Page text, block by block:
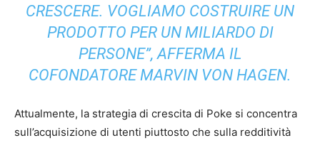
CRESCERE. VOGLIAMO COSTRUIRE UN
PRODOTTO PER UN MILIARDO DI
PERSONE”, AFFERMA IL
COFONDATORE MARVIN VON HAGEN.
Attualmente, la strategia di crescita di Poke si concentra
sull’acquisizione di utenti piuttosto che sulla redditività